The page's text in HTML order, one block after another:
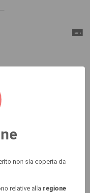
GAS
non sia coperta da
relative alla regione